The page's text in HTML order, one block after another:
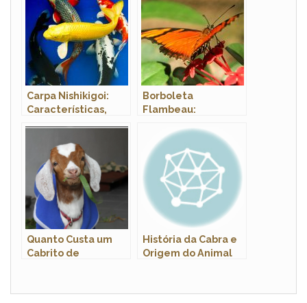
Fotos e Tamanho
Carpa Nishikigoi:
Características,
Borboleta
Flambeau:
Nome Cientifico e
Fotos
Quanto Custa um
Cabrito de
História da Cabra e
Origem do Animal